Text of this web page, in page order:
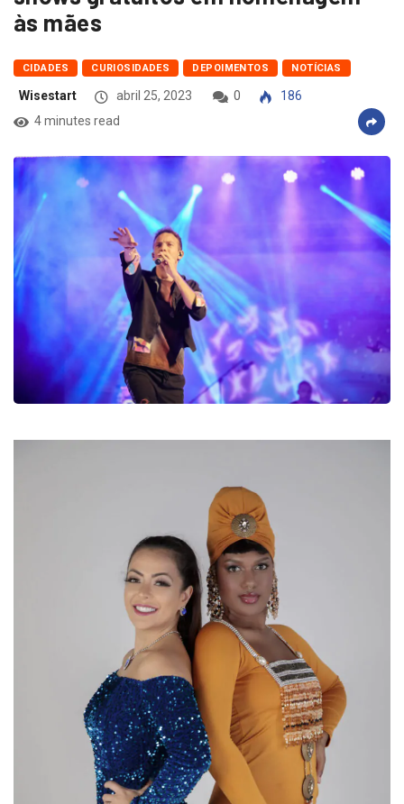
às mães
CIDADES CURIOSIDADES DEPOIMENTOS NOTÍCIAS
Wisestart abril 25, 2023 0
186
4 minutes read